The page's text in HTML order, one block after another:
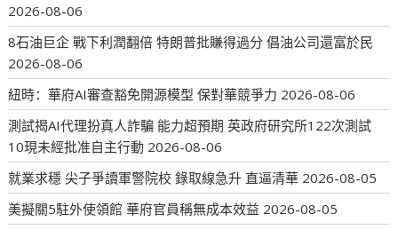
2026-08-06
8石油巨企 戰下利潤翻倍 特朗普批賺得過分 倡油公司還富於民
2026-08-06
紐時：華府AI審查豁免開源模型 保對華競爭力 2026-08-06
測試揭AI代理扮真人詐騙 能力超預期 英政府研究所122次測試
10現未經批准自主行動 2026-08-06
就業求穩 尖子爭讀軍警院校 錄取線急升 直逼清華 2026-08-05
美擬關5駐外使領館 華府官員稱無成本效益 2026-08-05